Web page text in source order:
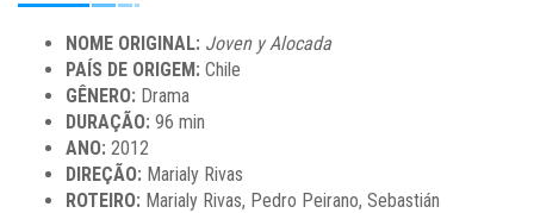
NOME ORIGINAL: Joven y Alocada
PAÍS DE ORIGEM: Chile
GÊNERO: Drama
DURAÇÃO: 96 min
ANO: 2012
DIREÇÃO: Marialy Rivas
ROTEIRO: Marialy Rivas, Pedro Peirano, Sebastián